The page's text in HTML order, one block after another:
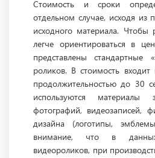
Стоимость и сроки
отдельном случае, исходя из
исходного материала. Чтобы
легче ориентироваться в
представлены стандартные
роликов. В стоимость входит
продолжительностью до 30
используются
фотографий, видеозаписей,
дизайна (логотипы,
внимание, что в
видеороликов, при